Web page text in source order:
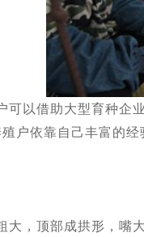
借助大型育种企业
户依靠自己丰富的
顶部成拱形，嘴大